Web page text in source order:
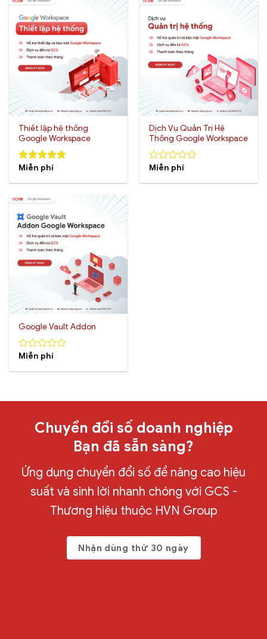
Thiết lập hệ thống
Google Workspace
5.00out of
Miễn phí
Dịch Vụ Quản Trị Hệ
Thống Google Workspace
0
Miễn phí
Google Vault Addon
0
Miễn phí
Chuyển đổi số doanh nghiệp
Bạn đã sẵn sàng?
Ứng dụng chuyển đổi số để nâng cao hiệu
suất và sinh lời nhanh chóng với GCS -
Thương hiệu thuộc HVN Group
Nhận dùng thử 30 ngày